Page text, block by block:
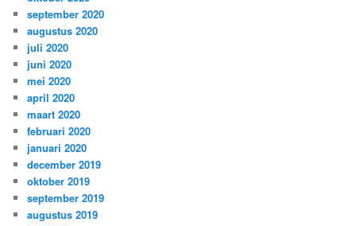
september 2020
augustus 2020
juli 2020
juni 2020
mei 2020
april 2020
maart 2020
februari 2020
januari 2020
december 2019
oktober 2019
september 2019
augustus 2019